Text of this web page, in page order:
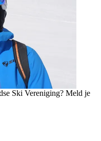
Ski Vereniging? Meld je